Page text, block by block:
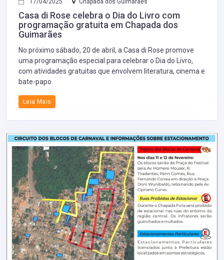
17/04/2025 Chapada dos Guimarães
Casa di Rose celebra o Dia do Livro com
programação gratuita em Chapada dos
Guimarães
No próximo sábado, 20 de abril, a Casa di Rose promove
uma programação especial para celebrar o Dia do Livro,
com atividades gratuitas que envolvem literatura, cinema e
bate-papo.
Leia Mais